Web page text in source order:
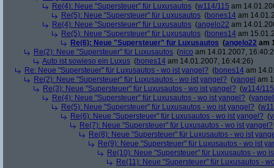
Re(4): Neue "Supersteuer" für Luxusautos (w114/115 am
Re(5): Neue "Supersteuer" für Luxusautos (bones14 am
Re(4): Neue "Supersteuer" für Luxusautos (angelo22 am
Re(5): Neue "Supersteuer" für Luxusautos (bones14 am
Re(6): Neue "Supersteuer" für Luxusautos (angelo22 am
Re(2): Neue "Supersteuer" für Luxusautos (nico am 14.01.2007,
Auto ist sowieso ein Luxus (bones14 am 14.01.2007, 16:44:26)
Re: Neue "Supersteuer" für Luxusautos - wo ist yangel? (bones14 am
Re(2): Neue "Supersteuer" für Luxusautos - wo ist yangel? (yangel am
Re(3): Neue "Supersteuer" für Luxusautos - wo ist yangel? (w114/115
Re(4): Neue "Supersteuer" für Luxusautos - wo ist yangel? (yangel
Re(5): Neue "Supersteuer" für Luxusautos - wo ist yangel? (
Re(6): Neue "Supersteuer" für Luxusautos - wo ist yangel? (
Re(7): Neue "Supersteuer" für Luxusautos - wo ist yangel?
Re(8): Neue "Supersteuer" für Luxusautos - wo ist
Re(9): Neue "Supersteuer" für Luxusautos - wo ist
Re(10): Neue "Supersteuer" für Luxusautos - wo
Re(11): Neue "Supersteuer" für Luxusautos -